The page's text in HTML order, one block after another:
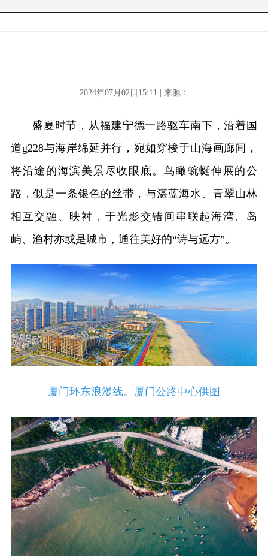
2024年07月02日15:11 | 来源：
盛夏时节，从福建宁德一路驱车南下，沿着国
道g228与海岸绵延并行，宛如穿梭于山海画廊间，
将沿途的海滨美景尽收眼底。鸟瞰蜿蜒伸展的公
路，似是一条银色的丝带，与湛蓝海水、青翠山林
相互交融、映衬，于光影交错间串联起海湾、岛
屿、渔村亦或是城市，通往美好的“诗与远方”。
厦门环东浪漫线。厦门公路中心供图